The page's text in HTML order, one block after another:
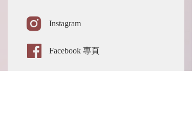
Instagram
Facebook 專頁